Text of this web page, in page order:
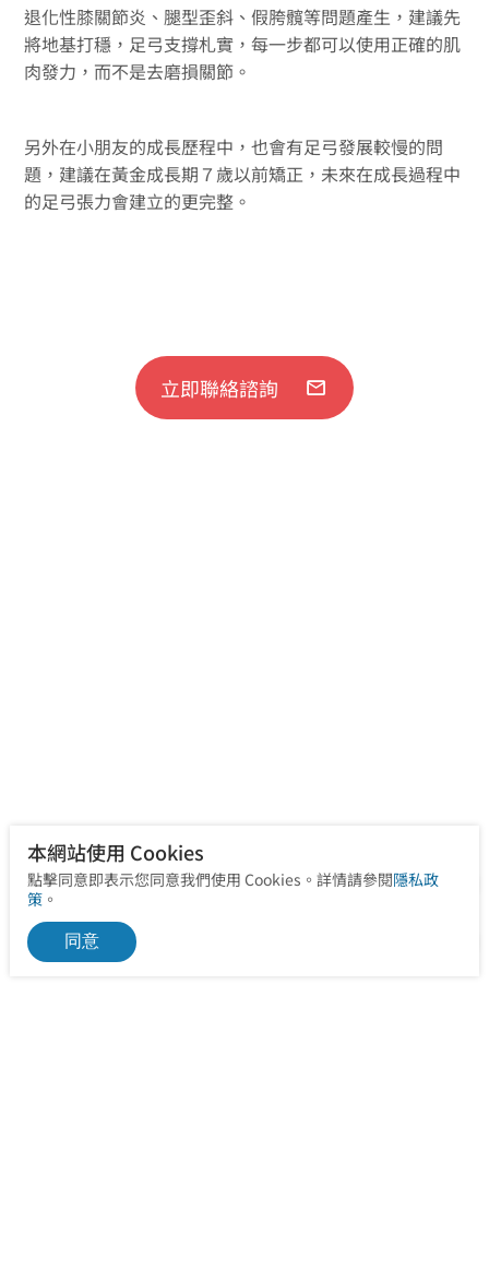
退化性膝關節炎、腿型歪斜、假胯髖等問題產生，建議先
將地基打穩，足弓支撐札實，每一步都可以使用正確的肌
肉發力，而不是去磨損關節。
另外在小朋友的成長歷程中，也會有足弓發展較慢的問
題，建議在黃金成長期７歲以前矯正，未來在成長過程中
的足弓張力會建立的更完整。
立即聯絡諮詢
本網站使用 Cookies
點擊同意即表示您同意我們使用 Cookies。詳情請參閱隱私政
策。
同意